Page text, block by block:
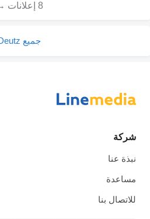
8 إعلانات →
جميع Deutz
شركة
نبذة عنا
مساعدة
للاتصال بنا